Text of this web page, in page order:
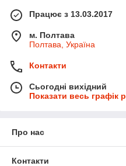
Працює з 13.03.2017
м. Полтава
Полтава, Україна
Контакти
Сьогодні вихідний
Показати весь графік
Про нас
Контакти